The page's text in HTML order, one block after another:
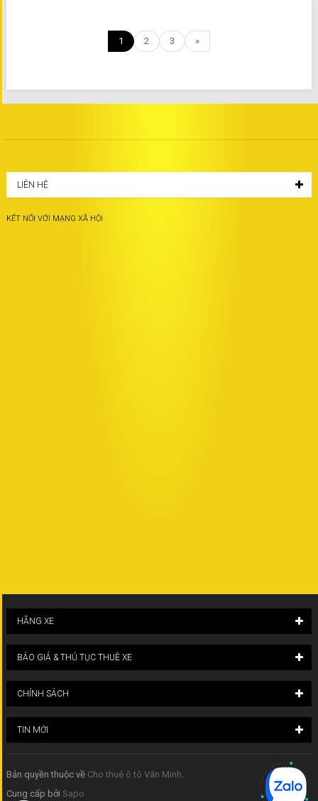
1 2 3 »
LIÊN HỆ
KẾT NỐI VỚI MẠNG XÃ HỘI
HÃNG XE
BÁO GIÁ & THỦ TỤC THUÊ XE
CHÍNH SÁCH
TIN MỚI
Bản quyền thuộc về Cho thuê ô tô Văn Minh
Cung cấp bởi Sapo